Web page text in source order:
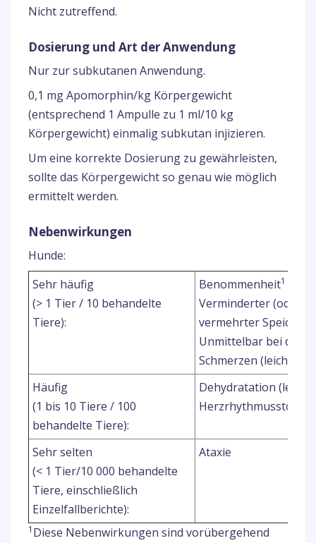
Nicht zutreffend.
Dosierung und Art der Anwendung
Nur zur subkutanen Anwendung.
0,1 mg Apomorphin/kg Körpergewicht
(entsprechend 1 Ampulle zu 1 ml/10 kg
Körpergewicht) einmalig subkutan injizieren.
Um eine korrekte Dosierung zu gewährleisten,
sollte das Körpergewicht so genau wie möglich
ermittelt werden.
Nebenwirkungen
Hunde:
Sehr häufig
(> 1 Tier / 10 behandelte
Tiere):
Benommenheit1
Verminderter (oder
vermehrter
Unmittelbar bei der
Schmerzen (leicht
Häufig
(1 bis 10 Tiere / 100
behandelte Tiere):
Dehydratation (leicht
Sehr selten
(< 1 Tier/10 000 behandelte
Tiere, einschließlich
Einzelfallberichte):
Ataxie
1 Diese Nebenwirkungen sind vorübergehend